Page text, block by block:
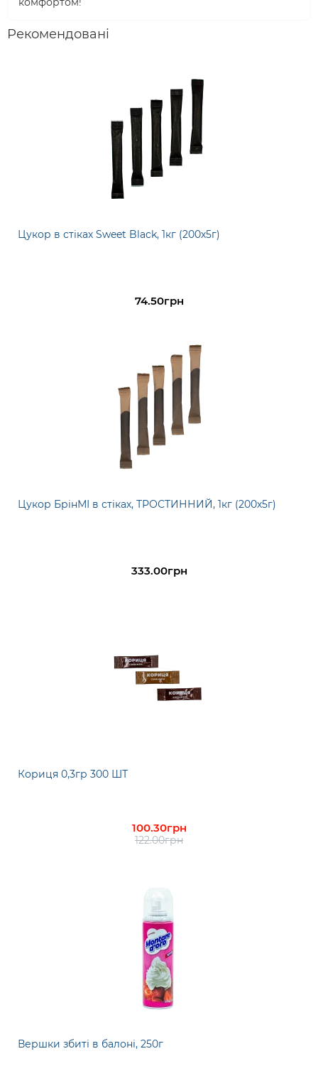
Рекомендовані
Цукор в стіках Sweet Black, 1кг (200х5г)
74.50грн
Цукор БрінМІ в стіках, ТРОСТИННИЙ, 1кг (200х5г)
333.00грн
Кориця 0,3гр 300 ШТ
100.30грн
122.00грн
Вершки збиті в балоні, 250г